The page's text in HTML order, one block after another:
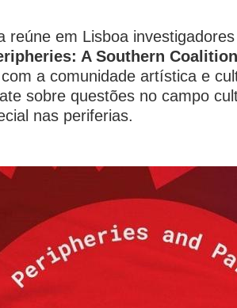
reúne em Lisboa
A Southern
a comunidade artística e
sobre questões no campo
nas periferias.